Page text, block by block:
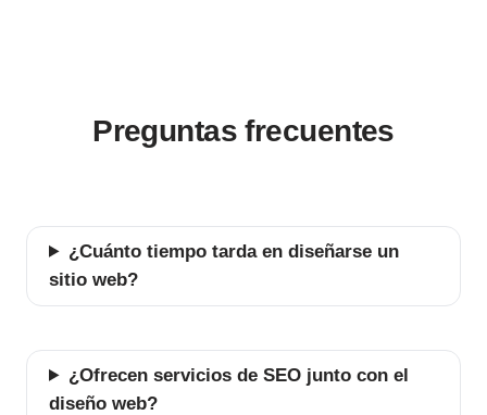
Preguntas frecuentes
¿Cuánto tiempo tarda en diseñarse un
sitio web?
¿Ofrecen servicios de SEO junto con el
diseño web?